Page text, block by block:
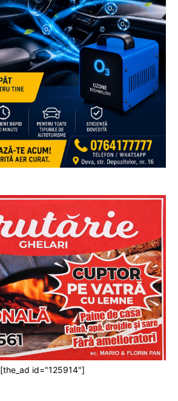
[the_ad id="125914"]